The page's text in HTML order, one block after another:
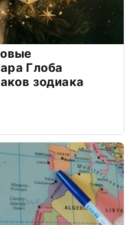
Глоба
зодиака